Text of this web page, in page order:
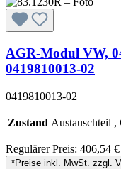
AGR-Modul VW,
0419810013-02
0419810013-02
Zustand Austauschteil ,
Regulärer Preis: 406,54 €
*Preise inkl. MwSt. zzgl.